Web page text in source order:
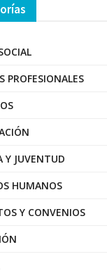
PROFESIONALES
Y JUVENTUD
HUMANOS
Y CONVENIOS